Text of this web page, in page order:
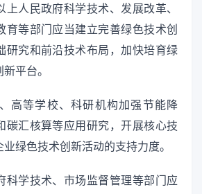
上人民政府科学技术、发展改革、
育等部门应当建立完善绿色技术创
研究和前沿技术布局，加快培育绿
平台。
高等学校、科研机构加强节能降
碳汇核算等应用研究，开展核心技
绿色技术创新活动的支持力度。
科学技术、市场监督管理等部门应